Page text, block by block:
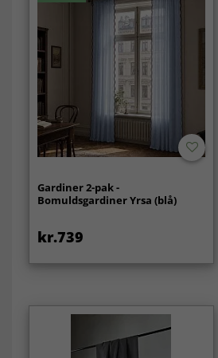
Gardiner 2-pak -
Bomuldsgardiner Yrsa (blå)
kr.739